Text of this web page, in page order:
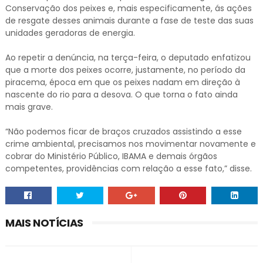
Conservação dos peixes e, mais especificamente, ás ações
de resgate desses animais durante a fase de teste das suas
unidades geradoras de energia.
Ao repetir a denúncia, na terça-feira, o deputado enfatizou
que a morte dos peixes ocorre, justamente, no período da
piracema, época em que os peixes nadam em direção à
nascente do rio para a desova. O que torna o fato ainda
mais grave.
“Não podemos ficar de braços cruzados assistindo a esse
crime ambiental, precisamos nos movimentar novamente e
cobrar do Ministério Público, IBAMA e demais órgãos
competentes, providências com relação a esse fato,” disse.
MAIS NOTÍCIAS